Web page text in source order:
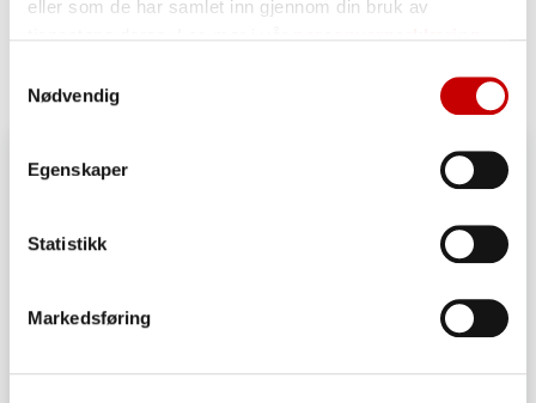
eller som de har samlet inn gjennom din bruk av
Nødvendig
Egenskaper
Statistikk
Markedsføring